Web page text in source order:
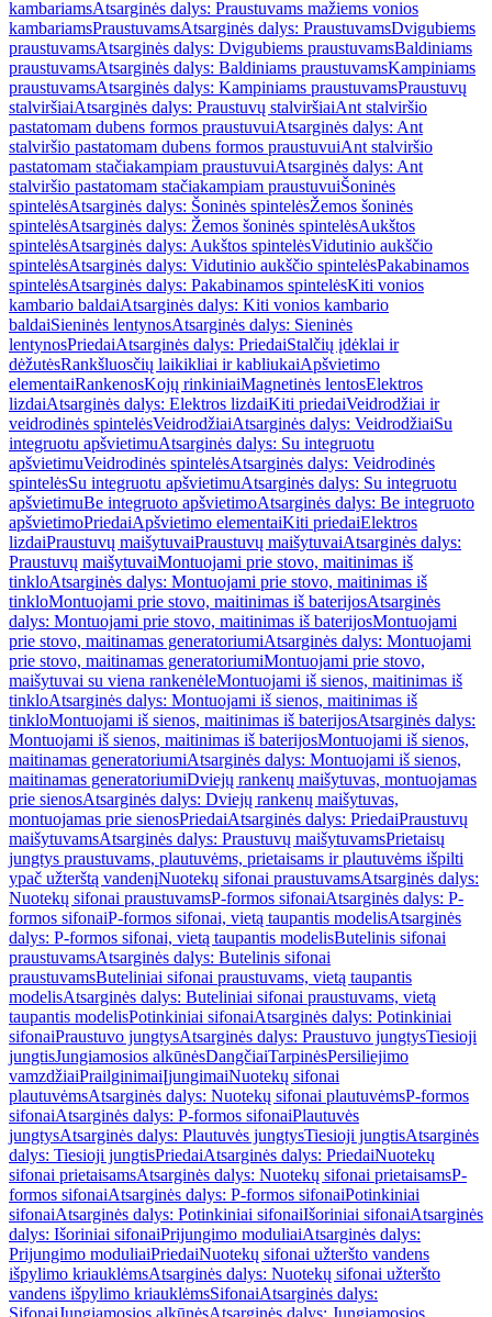
kambariamsAtsarginės dalys: Praustuvams mažiems vonios
kambariamsPraustuvamsAtsarginės dalys: PraustuvamsDvigubiems
praustuvamsAtsarginės dalys: Dvigubiems praustuvamsBaldiniams
praustuvamsAtsarginės dalys: Baldiniams praustuvamsKampiniams
praustuvamsAtsarginės dalys: Kampiniams praustuvamsPraustuvų
stalviršiaiAtsarginės dalys: Praustuvų stalviršiaiAnt stalviršio
pastatomam dubens formos praustuvuiAtsarginės dalys: Ant
stalviršio pastatomam dubens formos praustuvuiAnt stalviršio
pastatomam stačiakampiam praustuvuiAtsarginės dalys: Ant
stalviršio pastatomam stačiakampiam praustuvuiŠoninės
spintelėsAtsarginės dalys: Šoninės spintelėsŽemos šoninės
spintelėsAtsarginės dalys: Žemos šoninės spintelėsAukštos
spintelėsAtsarginės dalys: Aukštos spintelėsVidutinio aukščio
spintelėsAtsarginės dalys: Vidutinio aukščio spintelėsPakabinamos
spintelėsAtsarginės dalys: Pakabinamos spintelėsKiti vonios
kambario baldaiAtsarginės dalys: Kiti vonios kambario
baldaiSieninės lentynosAtsarginės dalys: Sieninės
lentynosPriedaiAtsarginės dalys: PriedaiStalčių įdėklai ir
dėžutėsRankšluosčių laikikliai ir kabliukaiApšvietimo
elementaiRankenosKojų rinkiniaiMagnetinės lentosElektros
lizdaiAtsarginės dalys: Elektros lizdaiKiti priedaiVeidrodžiai ir
veidrodinės spintelėsVeidrodžiaiAtsarginės dalys: VeidrodžiaiSu
integruotu apšvietimuAtsarginės dalys: Su integruotu
apšvietimuVeidrodinės spintelėsAtsarginės dalys: Veidrodinės
spintelėsSu integruotu apšvietimuAtsarginės dalys: Su integruotu
apšvietimuBe integruoto apšvietimoAtsarginės dalys: Be integruoto
apšvietimoPriedaiApšvietimo elementaiKiti priedaiElektros
lizdaiPraustuvų maišytuvaiPraustuvų maišytuvaiAtsarginės dalys:
Praustuvų maišytuvaiMontuojami prie stovo, maitinimas iš
tinkloAtsarginės dalys: Montuojami prie stovo, maitinimas iš
tinkloMontuojami prie stovo, maitinimas iš baterijosAtsarginės
dalys: Montuojami prie stovo, maitinimas iš baterijosMontuojami
prie stovo, maitinamas generatoriumiAtsarginės dalys: Montuojami
prie stovo, maitinamas generatoriumiMontuojami prie stovo,
maišytuvai su viena rankenėleMontuojami iš sienos, maitinimas iš
tinkloAtsarginės dalys: Montuojami iš sienos, maitinimas iš
tinkloMontuojami iš sienos, maitinimas iš baterijosAtsarginės dalys:
Montuojami iš sienos, maitinimas iš baterijosMontuojami iš sienos,
maitinamas generatoriumiAtsarginės dalys: Montuojami iš sienos,
maitinamas generatoriumiDviejų rankenų maišytuvas, montuojamas
prie sienosAtsarginės dalys: Dviejų rankenų maišytuvas,
montuojamas prie sienosPriedaiAtsarginės dalys: PriedaiPraustuvų
maišytuvamsAtsarginės dalys: Praustuvų maišytuvamsPrietaisų
jungtys praustuvams, plautuvėms, prietaisams ir plautuvėms išpilti
ypač užterštą vandenįNuotekų sifonai praustuvamsAtsarginės dalys:
Nuotekų sifonai praustuvamsP-formos sifonaiAtsarginės dalys: P-
formos sifonaiP-formos sifonai, vietą taupantis modelisAtsarginės
dalys: P-formos sifonai, vietą taupantis modelisButelinis sifonai
praustuvamsAtsarginės dalys: Butelinis sifonai
praustuvamsButeliniai sifonai praustuvams, vietą taupantis
modelisAtsarginės dalys: Buteliniai sifonai praustuvams, vietą
taupantis modelisPotinkiniai sifonaiAtsarginės dalys: Potinkiniai
sifonaiPraustuvo jungtysAtsarginės dalys: Praustuvo jungtysTiesioji
jungtisJungiamosios alkūnėsDangčiaiTarpinėsPersiliejimo
vamzdžiaiPrailginimaiĮjungimaiNuotekų sifonai
plautuvėmsAtsarginės dalys: Nuotekų sifonai plautuvėmsP-formos
sifonaiAtsarginės dalys: P-formos sifonaiPlautuvės
jungtysAtsarginės dalys: Plautuvės jungtysTiesioji jungtisAtsarginės
dalys: Tiesioji jungtisPriedaiAtsarginės dalys: PriedaiNuotekų
sifonai prietaisamsAtsarginės dalys: Nuotekų sifonai prietaisamsP-
formos sifonaiAtsarginės dalys: P-formos sifonaiPotinkiniai
sifonaiAtsarginės dalys: Potinkiniai sifonaiIšoriniai sifonaiAtsarginės
dalys: Išoriniai sifonaiPrijungimo moduliaiAtsarginės dalys:
Prijungimo moduliaiPriedaiNuotekų sifonai užteršto vandens
išpylimo kriauklėmsAtsarginės dalys: Nuotekų sifonai užteršto
vandens išpylimo kriauklėmsSifonaiAtsarginės dalys:
SifonaiJungiamosios alkūnėsAtsarginės dalys: Jungiamosios